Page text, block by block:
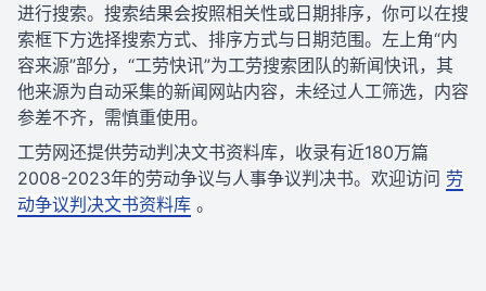
进行搜索。搜索结果会按照相关性或日期排序，你可以在搜
索框下方选择搜索方式、排序方式与日期范围。左上角“内
容来源”部分，“工劳快讯”为工劳搜索团队的新闻快讯，其
他来源为自动采集的新闻网站内容，未经过人工筛选，内容
参差不齐，需慎重使用。
工劳网还提供劳动判决文书资料库，收录有近180万篇
2008-2023年的劳动争议与人事争议判决书。欢迎访问 劳
动争议判决文书资料库 。